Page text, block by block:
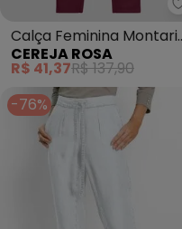
Calça Feminina
Aveludada (Carmim)
CEREJA ROSA
R$ 41,37R$ 137,90
-76%